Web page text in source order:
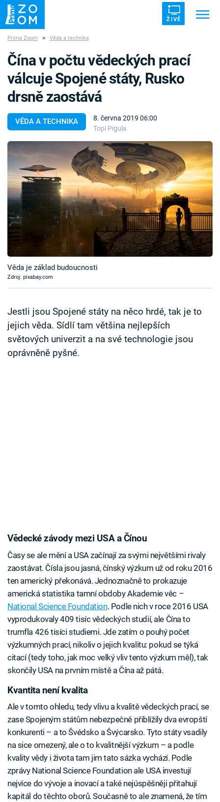
ŽIVĚ
ZÁHADY VETŘELCI DÁVNOVĚKU
Témata
Témata
Pořady
TV Program
Časopis
Sledujte prima+
Sledujte nás
Prima Zoom ■ Věda a technika
VĚDA A TECHNIKA
8. června 2019 06:00
Topi Pigula
Čína v počtu vědeckých prací
válcuje Spojené státy, Rusko
drsně zaostává
Věda je základ budoucnosti
Zdroj: pixabay.com
Jestli jsou Spojené státy na něco hrdé, tak je to
jejich věda. Sídlí tam většina nejlepších
světových univerzit a na své technologie jsou
oprávněně pyšné.
Vědecké závody mezi USA a Čínou
Časy se ale mění a USA začínají za svými největšími rivaly
zaostávat. Čísla jsou jasná, čínský výzkum už od roku 2016
ten americký překonává. Jednoznačně to prokazuje
americká statistika tamní obdoby Akademie věc –
National Science Foundation. Podle nich v roce 2016 USA
vyprodukovaly 409 tisíc vědeckých studií, ale Čína to
trumfla 426 tisíci studiemi. Jde zatím o pouhý počet
výzkumných prací, nikoliv o jejich kvalitu: pokud se týká
citací (tedy toho, jak moc velký vliv tento výzkum měl), tak
skončily USA na prvním místě a Čína až pátá.
Kvantita není kvalita
Ale v tomto ohledu, tedy vlivu a kvalitě vědeckých prací, se
zase Spojeným státům nebezpečně přiblížily dva evropští
konkurenti – a to Švédsko a Švýcarsko. Tyto státy vsadily
na sice omezený, ale o to kvalitnější výzkum – a podle
kvality vědy i života tam jim tato sázka vychází. Podle
zprávy National Science Foundation ale USA investují
nejvíce do vývoje a inovací a také nejúspěšněji přitahují
kapitál do těchto oborů. Současně to ale znamená, že tím